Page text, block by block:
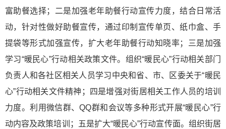
富助餐选择；二是加强老年助餐行动宣传力度，结合日常活
动，针对性做好助餐宣传，通过印制宣传单页、纸巾盒、手
提袋等形式加强宣传，扩大老年助餐行动知晓率；三是加强
学习“暖民心”行动相关政策文件。组织“暖民心”行动相关部门
负责人和各社区相关人员学习中央和省、市、区委关于“暖民
心”行动相关文件精神；四是增强对街居相关工作人员的培训
力度。利用微信群、QQ群和会议等多种形式开展“暖民心”行
动内容及政策培训；五是扩大“暖民心”行动宣传面。组织街居